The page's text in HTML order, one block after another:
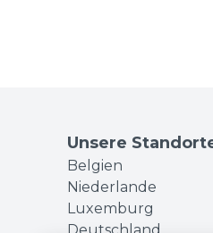
Unsere
Belgien
Niederlande
Luxemburg